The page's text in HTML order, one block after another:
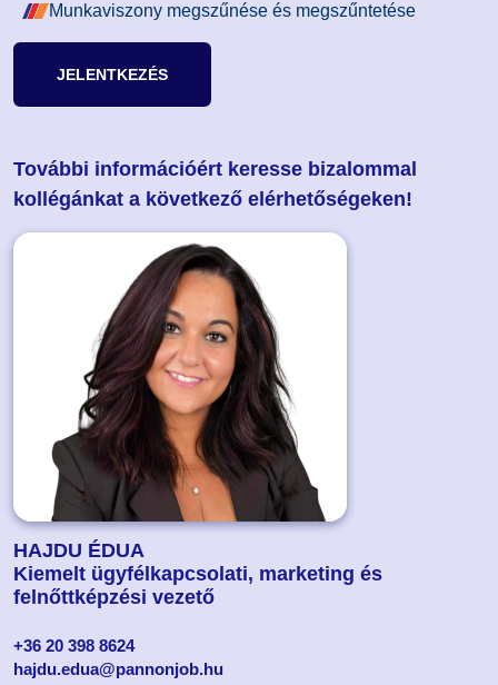
Munkaviszony megszűnése és megszűntetése
JELENTKEZÉS
További információért keresse bizalommal
kollégánkat a következő elérhetőségeken!
HAJDU ÉDUA
Kiemelt ügyfélkapcsolati, marketing és
felnőttképzési vezető
+36 20 398 8624
hajdu.edua@pannonjob.hu